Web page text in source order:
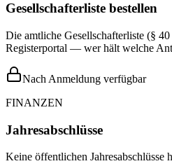
Gesellschafterliste bestellen
Die amtliche Gesellschafterliste (§
Registerportal — wer hält welche
Nach Anmeldung verfügbar
FINANZEN
Jahresabschlüsse
Keine öffentlichen Jahresabschlüsse